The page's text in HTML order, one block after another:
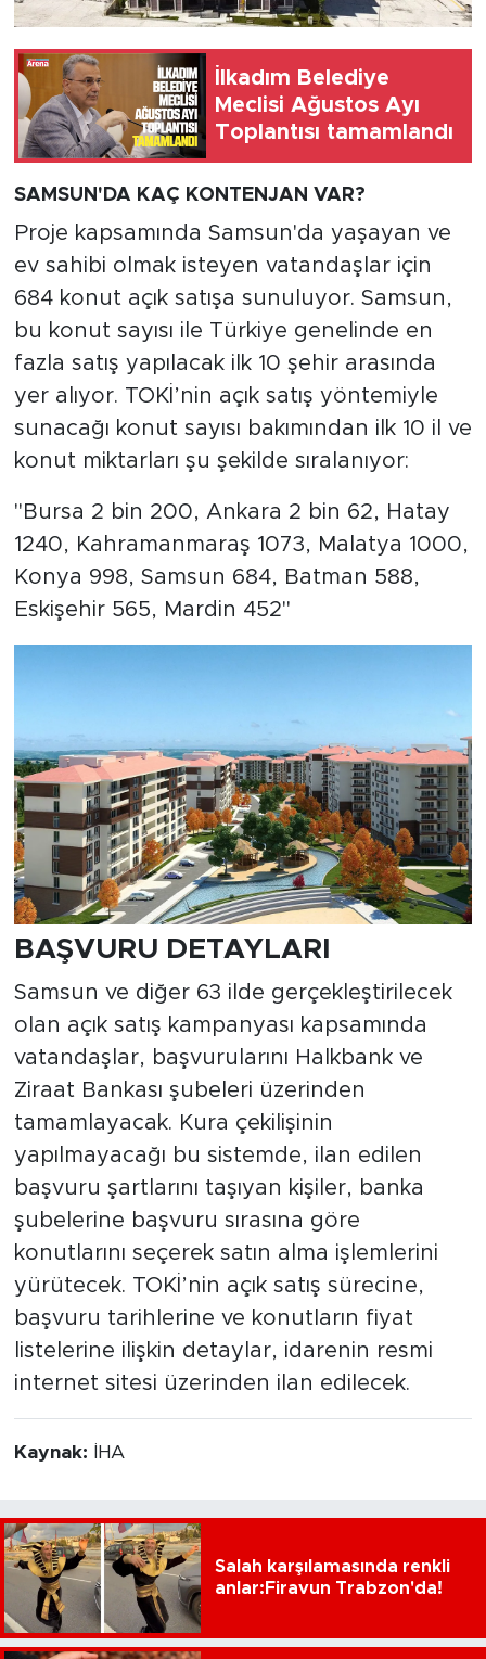
İlkadım Belediye
Meclisi Ağustos Ayı
Toplantısı tamamlandı
SAMSUN'DA KAÇ KONTENJAN VAR?
Proje kapsamında Samsun'da yaşayan ve
ev sahibi olmak isteyen vatandaşlar için
684 konut açık satışa sunuluyor. Samsun,
bu konut sayısı ile Türkiye genelinde en
fazla satış yapılacak ilk 10 şehir arasında
yer alıyor. TOKİ’nin açık satış yöntemiyle
sunacağı konut sayısı bakımından ilk 10 il ve
konut miktarları şu şekilde sıralanıyor:
"Bursa 2 bin 200, Ankara 2 bin 62, Hatay
1240, Kahramanmaraş 1073, Malatya 1000,
Konya 998, Samsun 684, Batman 588,
Eskişehir 565, Mardin 452"
BAŞVURU DETAYLARI
Samsun ve diğer 63 ilde gerçekleştirilecek
olan açık satış kampanyası kapsamında
vatandaşlar, başvurularını Halkbank ve
Ziraat Bankası şubeleri üzerinden
tamamlayacak. Kura çekilişinin
yapılmayacağı bu sistemde, ilan edilen
başvuru şartlarını taşıyan kişiler, banka
şubelerine başvuru sırasına göre
konutlarını seçerek satın alma işlemlerini
yürütecek. TOKİ’nin açık satış sürecine,
başvuru tarihlerine ve konutların fiyat
listelerine ilişkin detaylar, idarenin resmi
internet sitesi üzerinden ilan edilecek.
Kaynak: İHA
Salah karşılamasında renkli
anlar:Firavun Trabzon'da!